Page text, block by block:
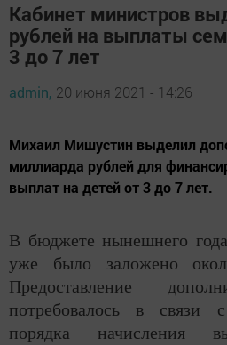
Кабинет министров
рублей на выплаты
3 до 7 лет
admin, 20 июня 2021 - 14:26
Михаил Мишустин выделил
миллиарда рублей для
выплат на детей от 3 до 7 лет.
В бюджете нынешнего
уже было заложено
Предоставление
потребовалось в связи
порядка начисления